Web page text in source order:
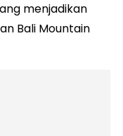
menjadikan
Bali Mountain